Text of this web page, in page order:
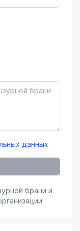
данных
брани и